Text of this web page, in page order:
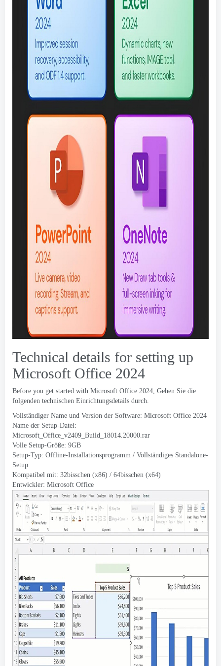
Technical details for setting up
Microsoft Office 2024
Before you get started with Microsoft Office 2024, Gehen Sie die
folgenden technischen Einrichtungsdetails durch.
Vollständiger Name und Version der Software: Microsoft Office 2024
Name der Setup-Datei:
Microsoft_Office_v2409_Build_18014.20000.rar
Volle Setup-Größe: 9GB
Setup-Typ: Offline-Installationsprogramm / Vollständiges Standalone-
Setup
Kompatibel mit: 32bisschen (x86) / 64bisschen (x64)
Entwickler: Microsoft Office